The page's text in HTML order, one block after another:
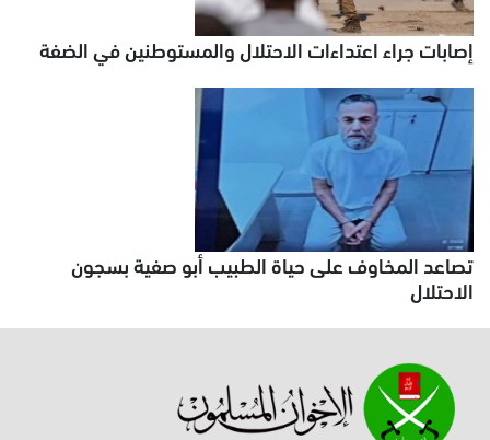
إصابات جراء اعتداءات الاحتلال والمستوطنين في الضفة
تصاعد المخاوف على حياة الطبيب أبو صفية بسجون
الاحتلال